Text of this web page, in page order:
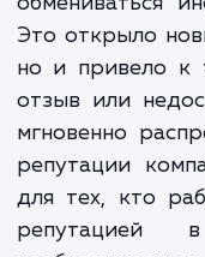
Интернет
Это открыло
но и привело
отзыв или
мгновенно